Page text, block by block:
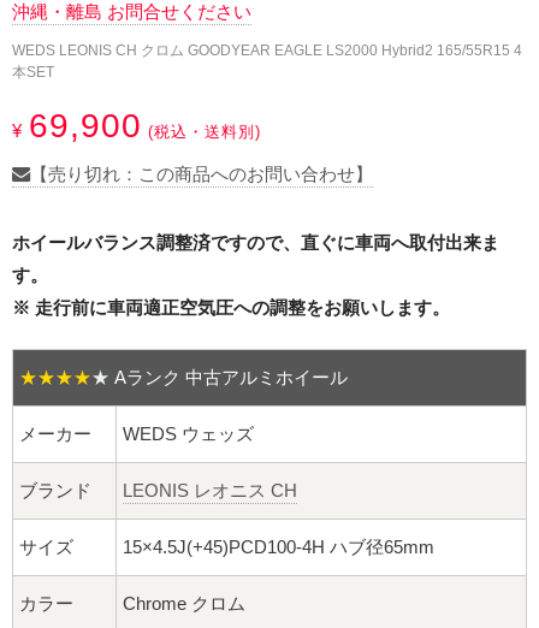
13インチ：夏タイヤホイール
14インチ：夏タイヤホイール
15インチ：夏タイヤホイール
17インチ：夏タイヤホイール
18インチ：夏タイヤホイール
19インチ：夏タイヤホイール
20インチ：夏タイヤホイール
ホイールナット
平面座ナット
ロング平面ナット
沖縄・離島 お問合せください
WEDS LEONIS CH クロム GOODYEAR EAGLE LS2000 Hybrid2 165/55R15 4
本SET
¥ 69,900 (税込・送料別)
【売り切れ：この商品へのお問い合わせ】
ホイールバランス調整済ですので、直ぐに車両へ取付出来ま
す。
※ 走行前に車両適正空気圧への調整をお願いします。
★★★★★ Aランク 中古アルミホイール
メーカー WEDS ウェッズ
ブランド LEONIS レオニス CH
サイズ 15×4.5J(+45)PCD100-4H ハブ径65mm
カラー Chrome クロム